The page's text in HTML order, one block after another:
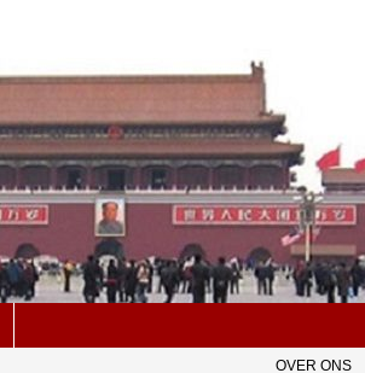
OVER ONS